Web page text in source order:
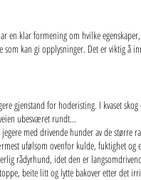
en klar formening om hvilke
som kan gi opplysninger. Det er viktig å
gjenstand for hoderisting. I kvaset
ubesværet rundt...
jegere med drivende hunder av de
ufølsom ovenfor kulde, fuktighet og
rådyrhund, idet den er
beite litt og lytte bakover etter det